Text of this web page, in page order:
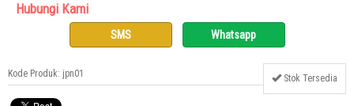
Hubungi Kami
SMS Whatsapp
Kode Produk: jpn01 Stok Tersedia